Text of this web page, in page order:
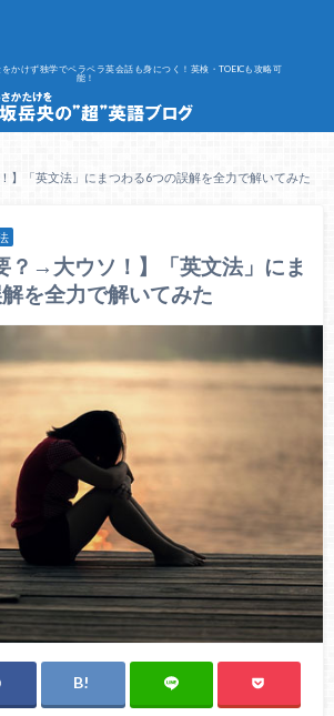
かけず独学でペラペラ英会話も身につく！英検・TOEICも攻略可
能！
】「英文法」にまつわる6つの誤解を全力で解いてみた
？→大ウソ！】「英文法」にま
を全力で解いてみた